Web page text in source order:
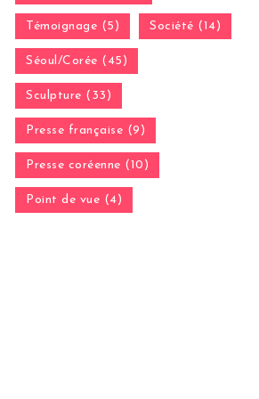
Témoignage (5) Société (14)
Séoul/Corée (45)
Sculpture (33)
Presse française (9)
Presse coréenne (10)
Point de vue (4)